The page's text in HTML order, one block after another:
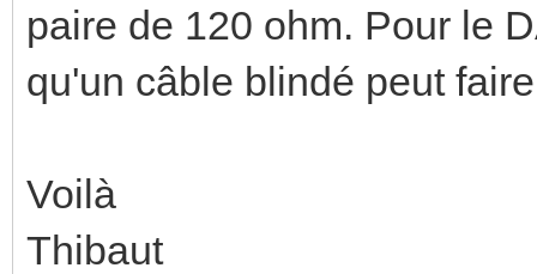
paire de 120 ohm. Pour le
qu'un câble blindé peut
Voilà
Thibaut